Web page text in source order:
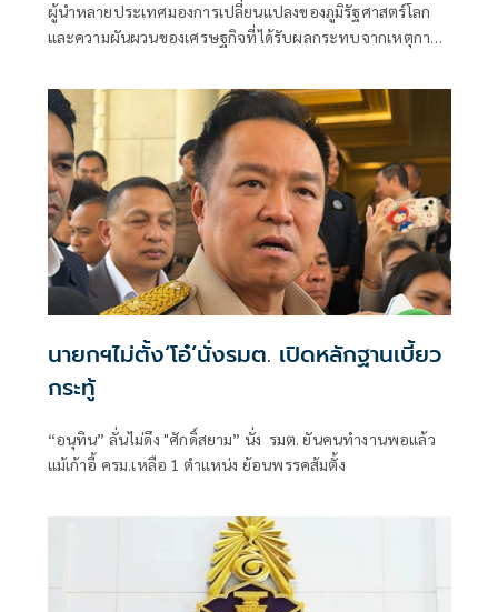
ผู้นำหลายประเทศมองการเปลี่ยนแปลงของภูมิรัฐศาสตร์โลก
และความผันผวนของเศรษฐกิจที่ได้รับผลกระทบจากเหตุการณ์
นายกฯไม่ตั้ง‘โอ๋’นั่งรมต. เปิดหลักฐานเบี้ยว
กระทู้
“อนุทิน” ลั่นไม่ดึง "ศักดิ์สยาม” นั่ง รมต. ยันคนทำงานพอแล้ว
แม้เก้าอี้ ครม.เหลือ 1 ตำแหน่ง ย้อนพรรคส้มตั้ง